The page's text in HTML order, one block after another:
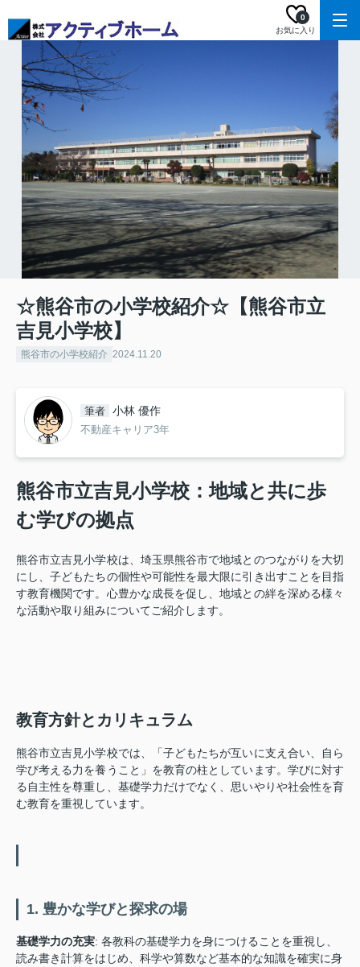
お気に入り
0
☆熊谷市の小学校紹介☆【熊谷市立
吉見小学校】
熊谷市の小学校紹介 2024.11.20
筆者 小林 優作
不動産キャリア3年
熊谷市立吉見小学校：地域と共に歩
む学びの拠点
熊谷市立吉見小学校は、埼玉県熊谷市で地域とのつながりを大切
にし、子どもたちの個性や可能性を最大限に引き出すことを目指
す教育機関です。心豊かな成長を促し、地域との絆を深める様々
な活動や取り組みについてご紹介します。
教育方針とカリキュラム
熊谷市立吉見小学校では、「子どもたちが互いに支え合い、自ら
学び考える力を養うこと」を教育の柱としています。学びに対す
る自主性を尊重し、基礎学力だけでなく、思いやりや社会性を育
む教育を重視しています。
1. 豊かな学びと探求の場
基礎学力の充実: 各教科の基礎学力を身につけることを重視し、
読み書き計算をはじめ、科学や算数など基本的な知識を確実に身